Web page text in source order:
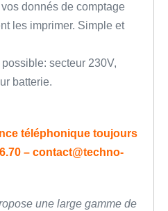
donnés de comptage
les imprimer. Simple et
secteur 230V,
batterie.
téléphonique toujours
– contact@techno-
une large gamme de